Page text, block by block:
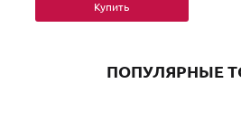
Купить
ПОПУЛЯРНЫЕ